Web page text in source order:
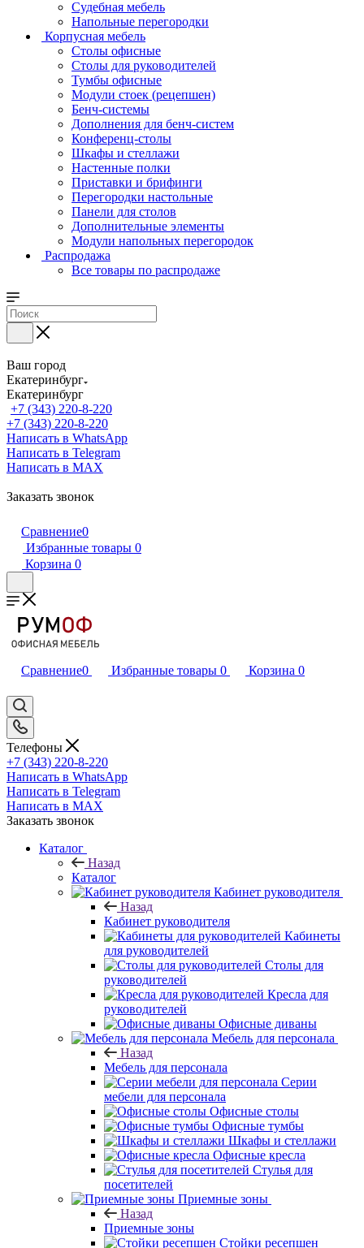
Судебная мебель
Напольные перегородки
Корпусная мебель
Столы офисные
Столы для руководителей
Тумбы офисные
Модули стоек (рецепшен)
Бенч-системы
Дополнения для бенч-систем
Конференц-столы
Шкафы и стеллажи
Настенные полки
Приставки и брифинги
Перегородки настольные
Панели для столов
Дополнительные элементы
Модули напольных перегородок
Распродажа
Все товары по распродаже
Ваш город
Екатеринбург
Екатеринбург
+7 (343) 220-8-220
+7 (343) 220-8-220
Написать в WhatsApp
Написать в Telegram
Написать в MAX
Заказать звонок
Сравнение0
Избранные товары 0
Корзина 0
Сравнение0 Избранные товары 0 Корзина 0
Телефоны
+7 (343) 220-8-220
Написать в WhatsApp
Написать в Telegram
Написать в MAX
Заказать звонок
Каталог
Назад
Каталог
Кабинет руководителя
Назад
Кабинет руководителя
Кабинеты
для руководителей
Столы для
руководителей
Кресла для
руководителей
Офисные диваны
Мебель для персонала
Назад
Мебель для персонала
Серии
мебели для персонала
Офисные столы
Офисные тумбы
Шкафы и стеллажи
Офисные кресла
Стулья для
посетителей
Приемные зоны
Назад
Приемные зоны
Стойки ресепшен